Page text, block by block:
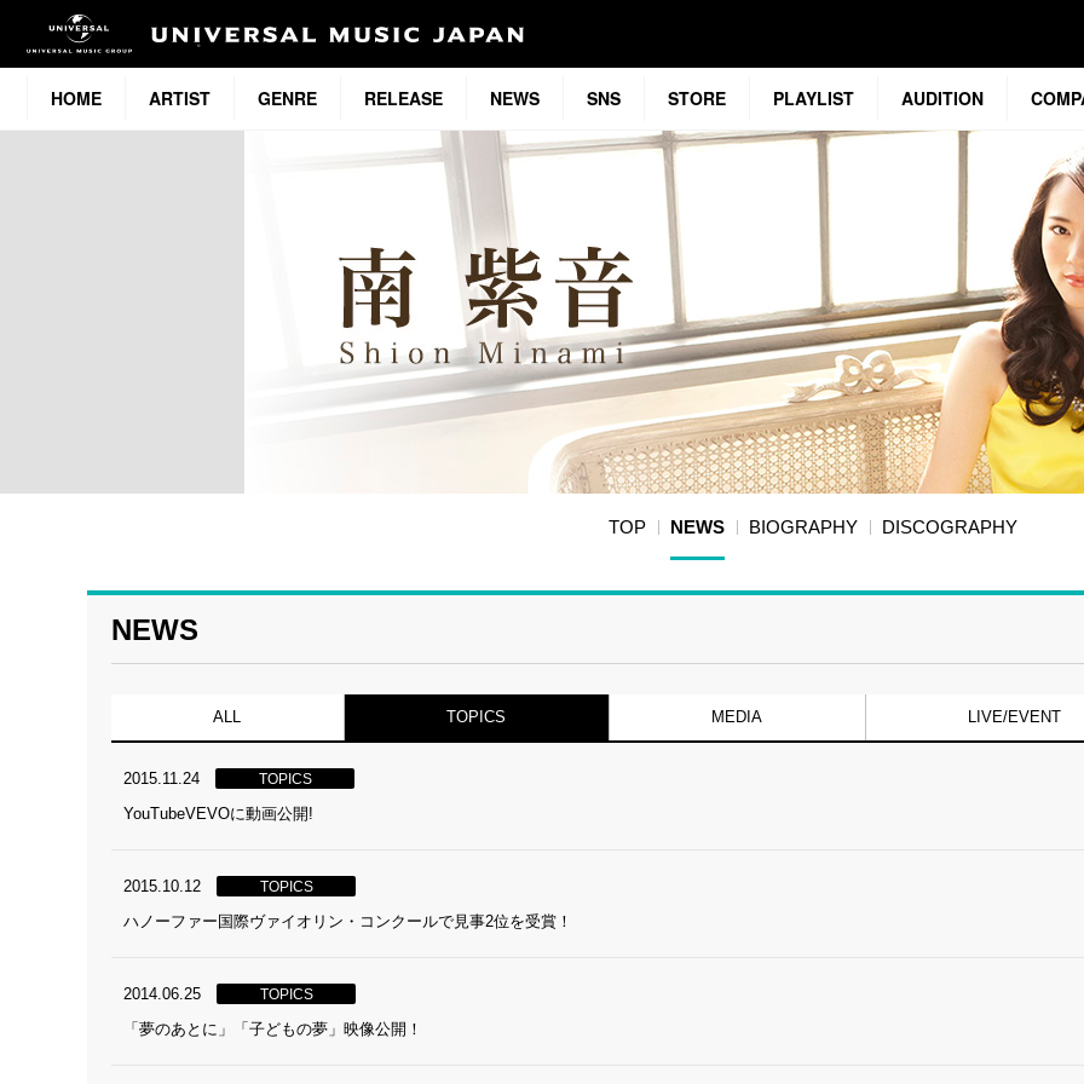
HOME ARTIST GENRE RELEASE NEWS SNS STORE PLAYLIST AUDITION
TOP NEWS BIOGRAPHY DISCOGRAPHY
NEWS
ALL TOPICS MEDIA LIVE/EVENT
2015.11.24 TOPICS
YouTubeVEVOに動画公開!
2015.10.12 TOPICS
ハノーファー国際ヴァイオリン・コンクールで見事2位を受賞！
2014.06.25 TOPICS
「夢のあとに」「子どもの夢」映像公開！